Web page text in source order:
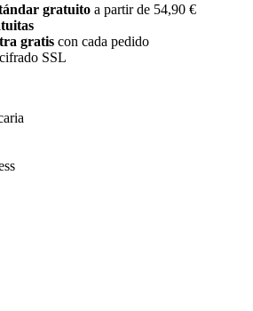
gratuito a partir de 54,90 €
gratis con cada pedido
SSL